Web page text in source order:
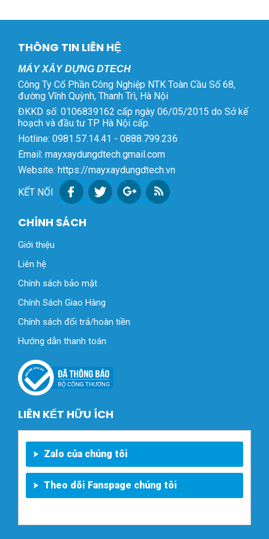
THÔNG TIN LIÊN HỆ
MÁY XÂY DỰNG DTECH
Công Ty Cổ Phần Công Nghiệp NTK Toàn Cầu Số 68,
đường Vĩnh Quỳnh, Thanh Trì, Hà Nội
ĐKKD số: 0106839162 cấp ngày 06/05/2015 do Sở kế
hoạch và đầu tư TP Hà Nội cấp.
Hotline: 0981.57.14.41 - 0888.799.236
Email: mayxaydungdtech.gmail.com
Website: https://mayxaydungdtech.vn
KẾT NỐI
CHÍNH SÁCH
Giới thiệu
Liên hệ
Chính sách bảo mật
Chính Sách Giao Hàng
Chính sách đổi trả/hoàn tiền
Hướng dẫn thanh toán
LIÊN KẾT HỮU ÍCH
Zalo của chúng tôi
Theo dõi Fanspage chúng tôi